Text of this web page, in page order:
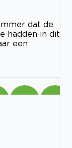
dat de
hadden in dit
een